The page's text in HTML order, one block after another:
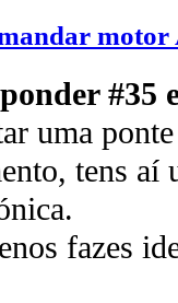
motor
#35
uma
tens aí
fazes